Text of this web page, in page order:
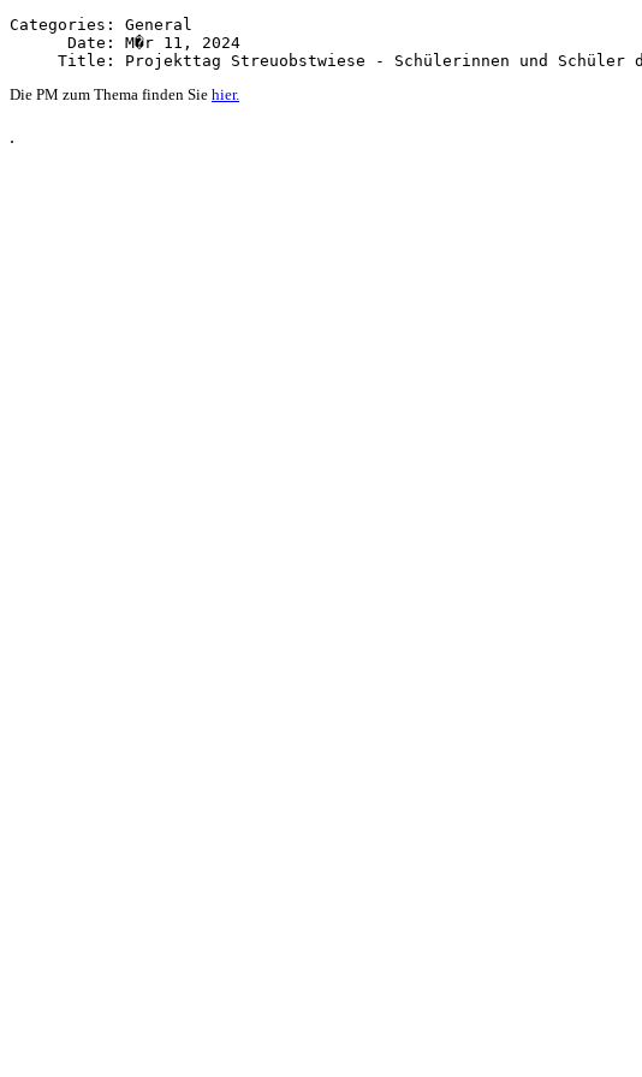
Categories: General
      Date: M�r 11, 2024
Die PM zum Thema finden Sie hier.
.